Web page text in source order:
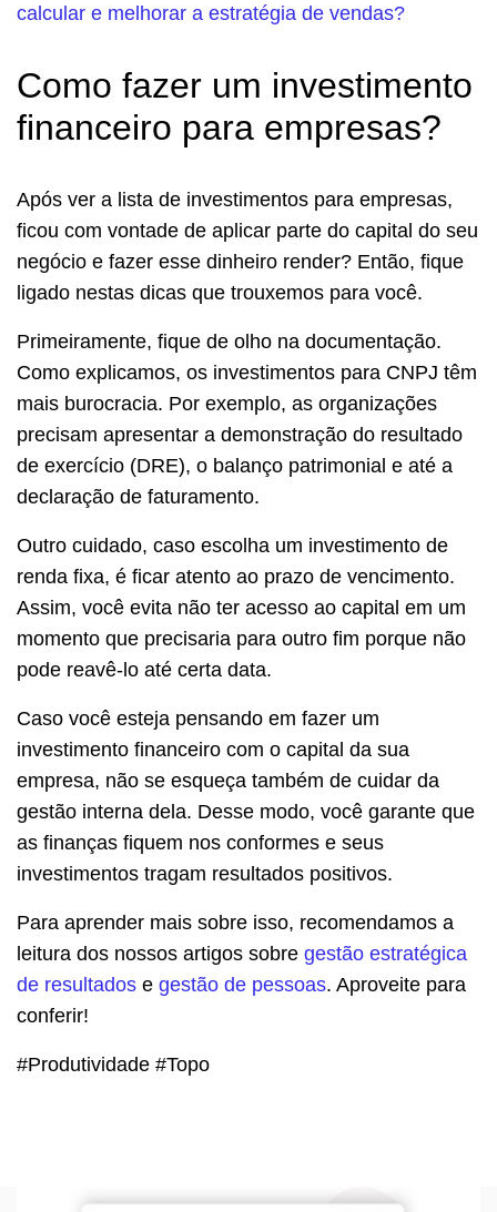
calcular e melhorar a estratégia de vendas?
Como fazer um investimento
financeiro para empresas?
Após ver a lista de investimentos para empresas,
ficou com vontade de aplicar parte do capital do seu
negócio e fazer esse dinheiro render? Então, fique
ligado nestas dicas que trouxemos para você.
Primeiramente, fique de olho na documentação.
Como explicamos, os investimentos para CNPJ têm
mais burocracia. Por exemplo, as organizações
precisam apresentar a demonstração do resultado
de exercício (DRE), o balanço patrimonial e até a
declaração de faturamento.
Outro cuidado, caso escolha um investimento de
renda fixa, é ficar atento ao prazo de vencimento.
Assim, você evita não ter acesso ao capital em um
momento que precisaria para outro fim porque não
pode reavê-lo até certa data.
Caso você esteja pensando em fazer um
investimento financeiro com o capital da sua
empresa, não se esqueça também de cuidar da
gestão interna dela. Desse modo, você garante que
as finanças fiquem nos conformes e seus
investimentos tragam resultados positivos.
Para aprender mais sobre isso, recomendamos a
leitura dos nossos artigos sobre gestão estratégica
de resultados e gestão de pessoas. Aproveite para
conferir!
#Produtividade #Topo